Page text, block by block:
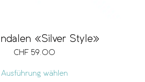
«Silver Style»
CHF 59.00
Ausführung wählen